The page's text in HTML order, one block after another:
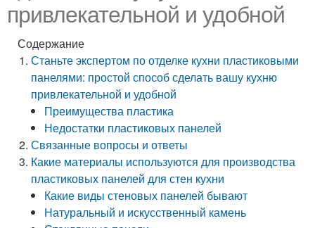
привлекательной и удобной
Содержание
Станьте экспертом по отделке кухни пластиковыми
панелями: простой способ сделать вашу кухню
привлекательной и удобной
Преимущества пластика
Недостатки пластиковых панелей
Связанные вопросы и ответы
Какие материалы используются для производства
пластиковых панелей для стен кухни
Какие виды стеновых панелей бывают
Натуральный и искусственный камень